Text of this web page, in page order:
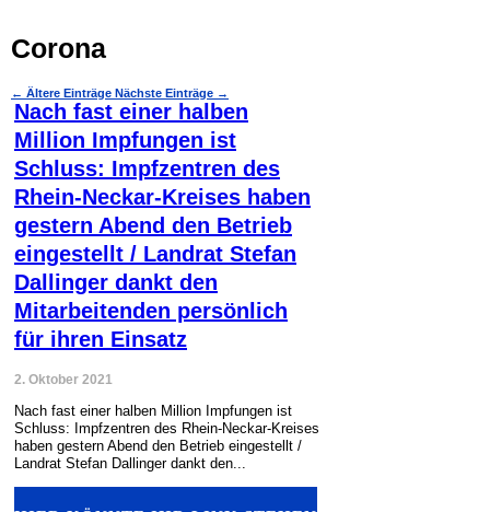
Corona
← Ältere Einträge Nächste Einträge →
Nach fast einer halben
Million Impfungen ist
Schluss: Impfzentren des
Rhein-Neckar-Kreises haben
gestern Abend den Betrieb
eingestellt / Landrat Stefan
Dallinger dankt den
Mitarbeitenden persönlich
für ihren Einsatz
2. Oktober 2021
Nach fast einer halben Million Impfungen ist
Schluss: Impfzentren des Rhein-Neckar-Kreises
haben gestern Abend den Betrieb eingestellt /
Landrat Stefan Dallinger dankt den...